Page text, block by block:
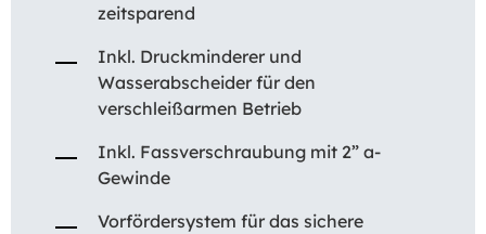
zeitsparend
Inkl. Druckminderer und
Wasserabscheider für den
verschleißarmen Betrieb
Inkl. Fassverschraubung mit 2” a-
Gewinde
Vorfördersystem für das sichere